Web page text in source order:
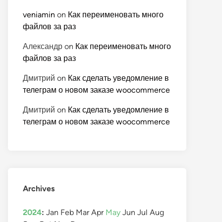
veniamin on Как переименовать много
файлов за раз
Александр on Как переименовать много
файлов за раз
Дмитрий on Как сделать уведомление в
телеграм о новом заказе woocommerce
Дмитрий on Как сделать уведомление в
телеграм о новом заказе woocommerce
Archives
2024: Jan Feb Mar Apr May Jun Jul Aug